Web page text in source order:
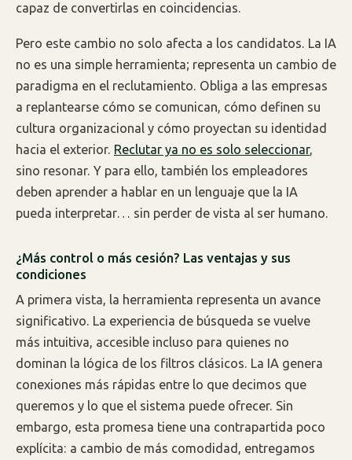
capaz de convertirlas en coincidencias.
Pero este cambio no solo afecta a los candidatos. La IA
no es una simple herramienta; representa un cambio de
paradigma en el reclutamiento. Obliga a las empresas
a replantearse cómo se comunican, cómo definen su
cultura organizacional y cómo proyectan su identidad
hacia el exterior. Reclutar ya no es solo seleccionar,
sino resonar. Y para ello, también los empleadores
deben aprender a hablar en un lenguaje que la IA
pueda interpretar… sin perder de vista al ser humano.
¿Más control o más cesión? Las ventajas y sus
condiciones
A primera vista, la herramienta representa un avance
significativo. La experiencia de búsqueda se vuelve
más intuitiva, accesible incluso para quienes no
dominan la lógica de los filtros clásicos. La IA genera
conexiones más rápidas entre lo que decimos que
queremos y lo que el sistema puede ofrecer. Sin
embargo, esta promesa tiene una contrapartida poco
explícita: a cambio de más comodidad, entregamos